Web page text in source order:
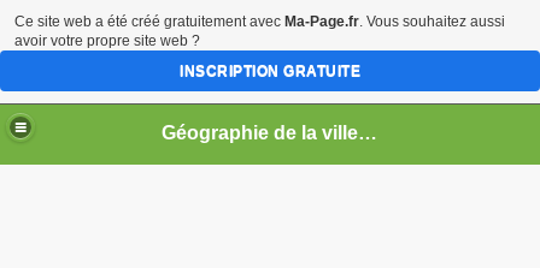
Géographie de la ville en guerre
Ce site web a été créé gratuitement avec Ma-Page.fr. Vous souhaitez aussi
avoir votre propre site web ?
INSCRIPTION GRATUITE